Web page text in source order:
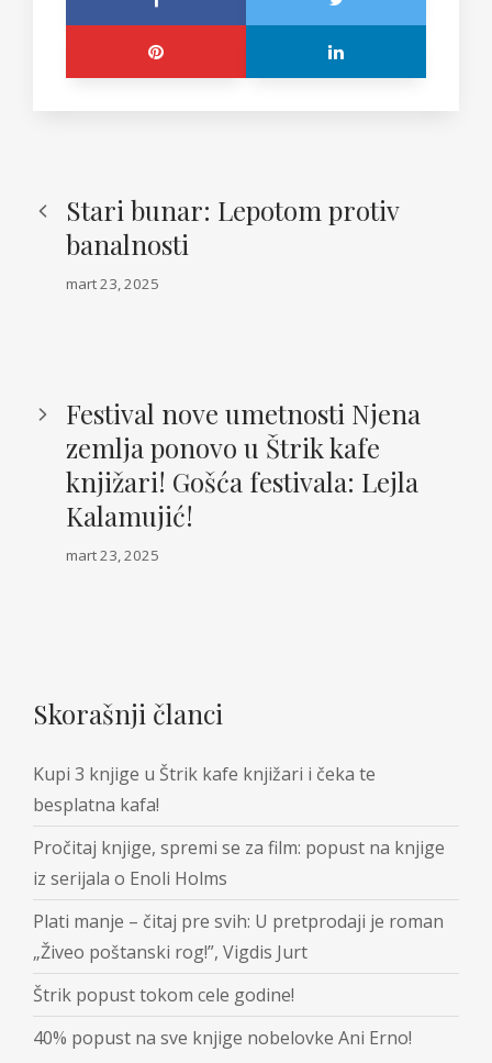
Stari bunar: Lepotom protiv
banalnosti
mart 23, 2025
Festival nove umetnosti Njena
zemlja ponovo u Štrik kafe
knjižari! Gošća festivala: Lejla
Kalamujić!
mart 23, 2025
Skorašnji članci
Kupi 3 knjige u Štrik kafe knjižari i čeka te
besplatna kafa!
Pročitaj knjige, spremi se za film: popust na knjige
iz serijala o Enoli Holms
Plati manje – čitaj pre svih: U pretprodaji je roman
„Živeo poštanski rog!”, Vigdis Jurt
Štrik popust tokom cele godine!
40% popust na sve knjige nobelovke Ani Erno!